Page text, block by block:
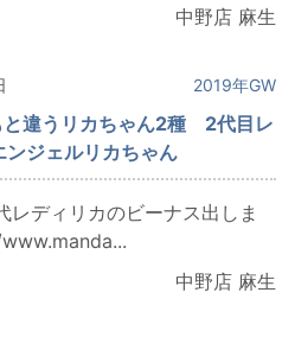
中野店 麻生
2019年GW
と違うリカちゃん2種 2代目レ
ンジェルリカちゃん
レディリカのビーナス出しま
中野店 麻生